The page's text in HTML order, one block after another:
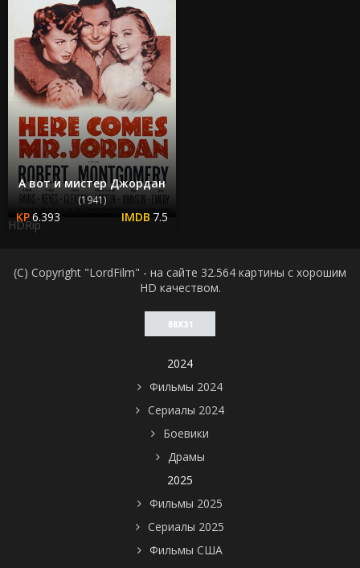
А вот и мистер Джордан
(1941)
6.393 7.5
HDRip
(C) Copyright "LordFilm" - на сайте 32.564 картины с хорошим
HD качеством.
2024
Фильмы 2024
Сериалы 2024
Боевики
Драмы
2025
Фильмы 2025
Сериалы 2025
Фильмы США